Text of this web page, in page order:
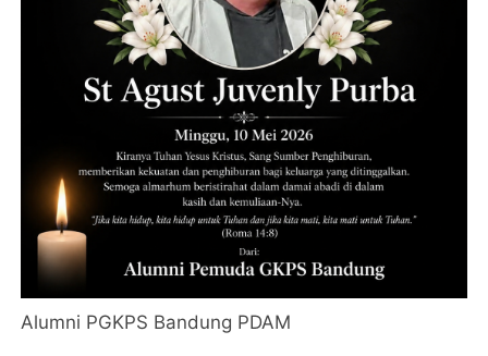
Alumni PGKPS Bandung PDAM